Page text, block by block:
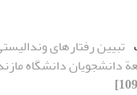
تبیین رفتارهای
دانشجویان دانشگاه